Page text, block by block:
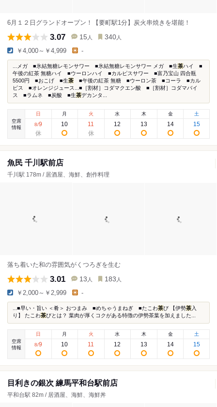
6月１２日グランドオープン！【要町駅1分】炭火串焼きを堪能！
3.07 15 人 340 人
￥4,000～￥4,999 -
...メガ ■氷結無糖レモンサワー ■氷結無糖レモンサワー メガ ■生茶ハイ ■
午後の紅茶 無糖ハイ ■ウーロンハイ ■カルピスサワー ■富乃宝山 四合瓶
5500円 ■おこげ ■生茶 ■午後の紅茶 無糖 ■ウーロン茶 ■コーラ ■カル
ピス ■オレンジジュース...■［割材］コダマクエン酸 ■［割材］コダマバイ
ス ■ラムネ ■炭酸 ■生茶デカンタ...
空席
情報
日
8/9
月
10
火
11
水
12
木
13
金
14
土
15
魚民 千川駅前店
千川駅 178m / 居酒屋、海鮮、創作料理
落ち着いた和の雰囲気がくつろぎを生む
3.01 13 人 183 人
￥2,000～￥2,999 -
...■早い・旨い ＜肴＞ おつまみ ■めちゃうまねぎ ■たこわ茶び 【伊勢茶入
り】 たこわ茶びとは？ 葉肉が厚くコクがある特徴の伊勢茶葉を加えました...
空席
情報
日
8/9
月
10
火
11
水
12
木
13
金
14
土
15
目利きの銀次 練馬平和台駅前店
平和台駅 82m / 居酒屋、海鮮、海鮮丼